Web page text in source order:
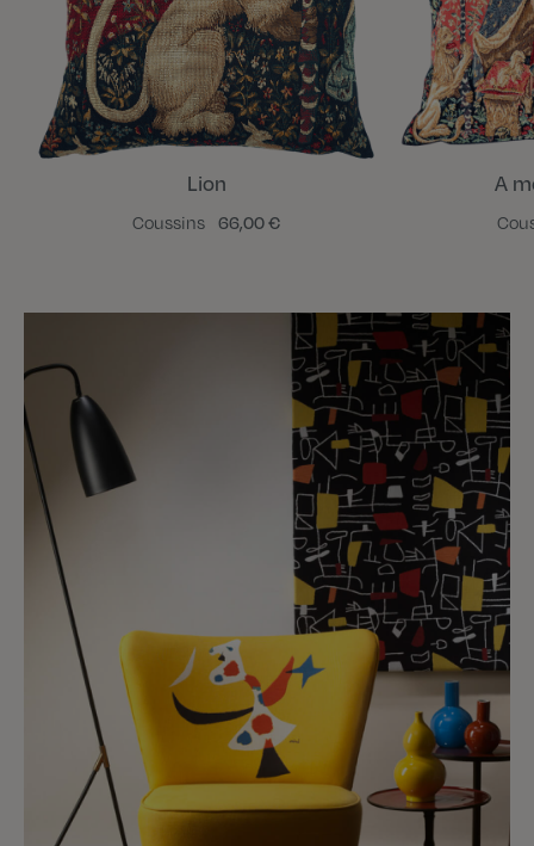
Lion
Coussins 66,00 €
A